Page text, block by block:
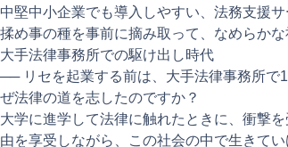
中堅中小企業でも導入しやすい、法務支援
揉め事の種を事前に摘み取って、なめらかな
大手法律事務所での駆け出し時代
── リセを起業する前は、大手法律事務所で
ぜ法律の道を志したのですか？
大学に進学して法律に触れたときに、衝撃
由を享受しながら、この社会の中で生きて